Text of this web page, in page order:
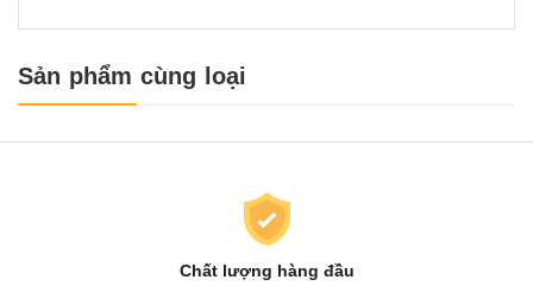
Sản phẩm cùng loại
Chất lượng hàng đầu